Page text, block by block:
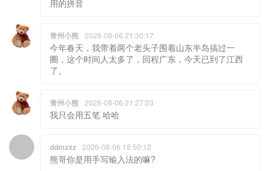
今年春天，我带着两个老头子围着山东半岛搞过一
圈，这个时间人太多了，回程广东，今天已到了江西
了。
我只会用五笔 哈哈
熊哥你是用手写输入法的嘛?